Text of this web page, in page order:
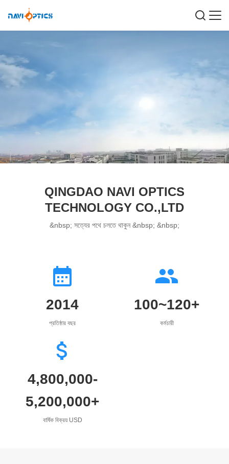
QINGDAO NAVI OPTICS
TECHNOLOGY CO.,LTD
&nbsp; সত্যের পথে চলতে থাকুন &nbsp; &nbsp;
2014
প্রতিষ্ঠার বছর
100~120+
কর্মচারী
4,800,000-
5,200,000+
বার্ষিক বিক্রয় USD